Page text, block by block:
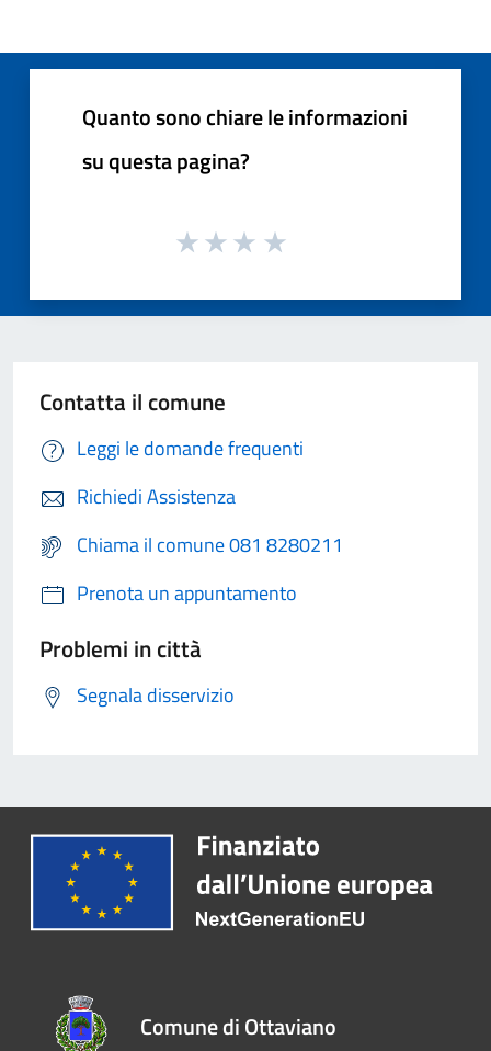
Quanto sono chiare le informazioni
su questa pagina?
Contatta il comune
Leggi le domande frequenti
Richiedi Assistenza
Chiama il comune 081 8280211
Prenota un appuntamento
Problemi in città
Segnala disservizio
Comune di Ottaviano